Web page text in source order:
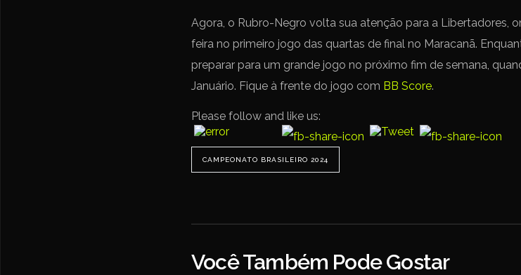
Agora, o Rubro-Negro volta sua atenção para a Libertadores,
feira no primeiro jogo das quartas de final no Maracanã.
preparar para um grande jogo no próximo fim de semana,
Januário. Fique à frente do jogo com BB Score.
Please follow and like us:
CAMPEONATO BRASILEIRO 2024
Você Também Pode Gostar